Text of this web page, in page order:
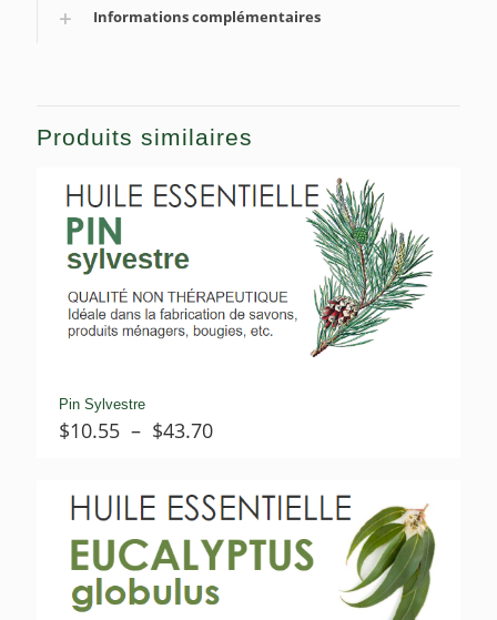
Informations complémentaires
Produits similaires
Pin Sylvestre
$10.55 – $43.70Plage
$10.55
à
$43.70